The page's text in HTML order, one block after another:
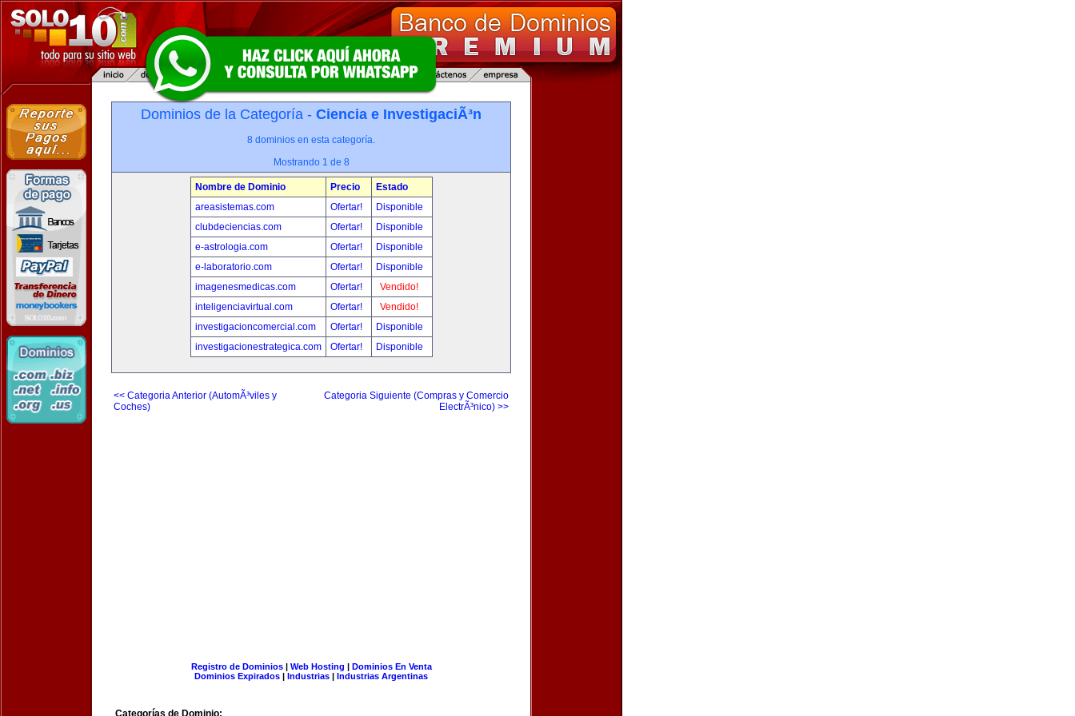
Dominios de la Categoría - Ciencia e InvestigaciÃ³n
8 dominios en esta categoría.
Mostrando 1 de 8
Nombre de Dominio Precio
Estado
areasistemas.com
Ofertar!
Disponible
clubdeciencias.com
Ofertar!
Disponible
e-astrologia.com
Ofertar!
Disponible
e-laboratorio.com
Ofertar!
Disponible
imagenesmedicas.com
Ofertar!
Vendido!
inteligenciavirtual.com
Ofertar!
Vendido!
investigacioncomercial.com
Ofertar!
Disponible
investigacionestrategica.com
Ofertar! Disponible
<< Categoria Anterior (AutomÃ³viles y
Coches)
Categoria Siguiente (Compras y Comercio
ElectrÃ³nico) >>
Registro de Dominios| Web Hosting | Dominios En Venta
Dominios Expirados | Industrias | Industrias Argentinas
Categorías de Dominio: